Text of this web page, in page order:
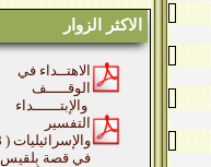
الاكثر الزوار
الاهتــداء في
الوقـــــف
والإبتــــــداء
التفسير
في قصة بلقيس